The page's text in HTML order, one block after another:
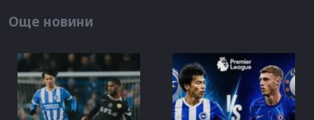
Още новини